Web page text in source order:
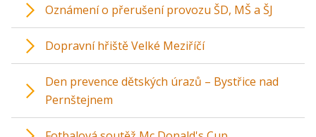
Oznámení o přerušení provozu ŠD, MŠ a ŠJ
Dopravní hřiště Velké Meziříčí
Den prevence dětských úrazů – Bystřice nad
Pernštejnem